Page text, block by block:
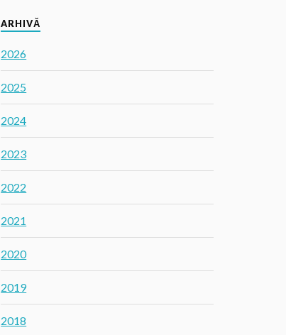
ARHIVĂ
2026
2025
2024
2023
2022
2021
2020
2019
2018